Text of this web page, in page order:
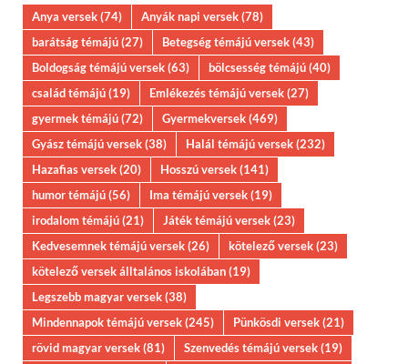
Anya versek(74) Anyák napi versek(78)
barátság témájú(27) Betegség témájú versek(43)
Boldogság témájú versek(63) bölcsesség témájú(40)
család témájú(19) Emlékezés témájú versek(27)
gyermek témájú(72) Gyermekversek(469)
Gyász témájú versek(38) Halál témájú versek(232)
Hazafias versek(20) Hosszú versek(141)
humor témájú(56) Ima témájú versek(19)
irodalom témájú(21) Játék témájú versek(23)
Kedvesemnek témájú versek(26) kötelező versek(23)
kötelező versek álltalános iskolában(19)
Legszebb magyar versek(38)
Mindennapok témájú versek(245) Pünkösdi versek(21)
rövid magyar versek(81) Szenvedés témájú versek(19)